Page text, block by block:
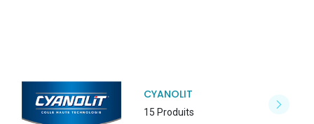
CYANOLIT
15 Produits